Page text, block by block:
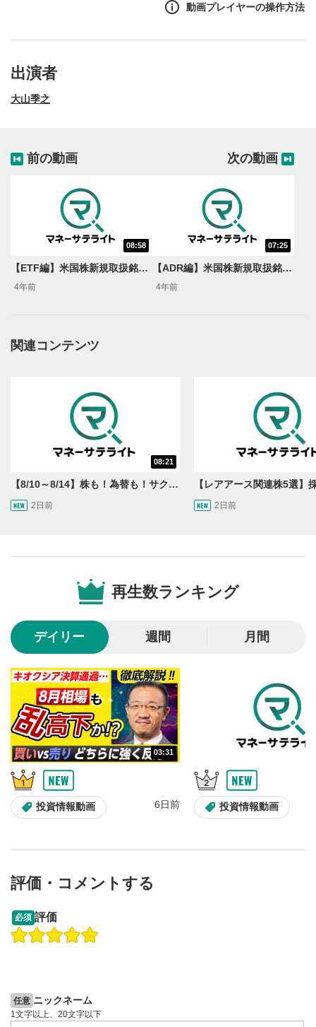
動画プレイヤーの操作方法
動画再生エリアにマウスを乗せると表示されます。
動画を再生または一時停止します。
10秒戻し/10秒送り
10秒、動画を巻き戻し/早送りします。
再生位置を示しています。再生したい位置をクリック
するとその位置から動画が再生されます。
スライダーを上下すると音量が調整できます。
全画面表示
動画が全画面で表示されます。再度クリックすると元
のサイズに戻ります。
出演者
大山季之
前の動画
08:58
【ETF編】米国株新規取扱銘柄のご紹介
4年前
次の動画
07:25
【ADR編】米国株新規取扱銘柄のご紹介
4年前
関連コンテンツ
08:21
【8/10～8/14】株も！為替も！サクッと！来週のマーケット見通し＜Next View＞
2日前 2日前
再生数ランキング
デイリー 週間 月間
03:31
投資情報動画 6日前 投資情報動画
操作説明動画
評価・コメントする
必須 評価
任意 ニックネーム
1文字以上、20文字以下